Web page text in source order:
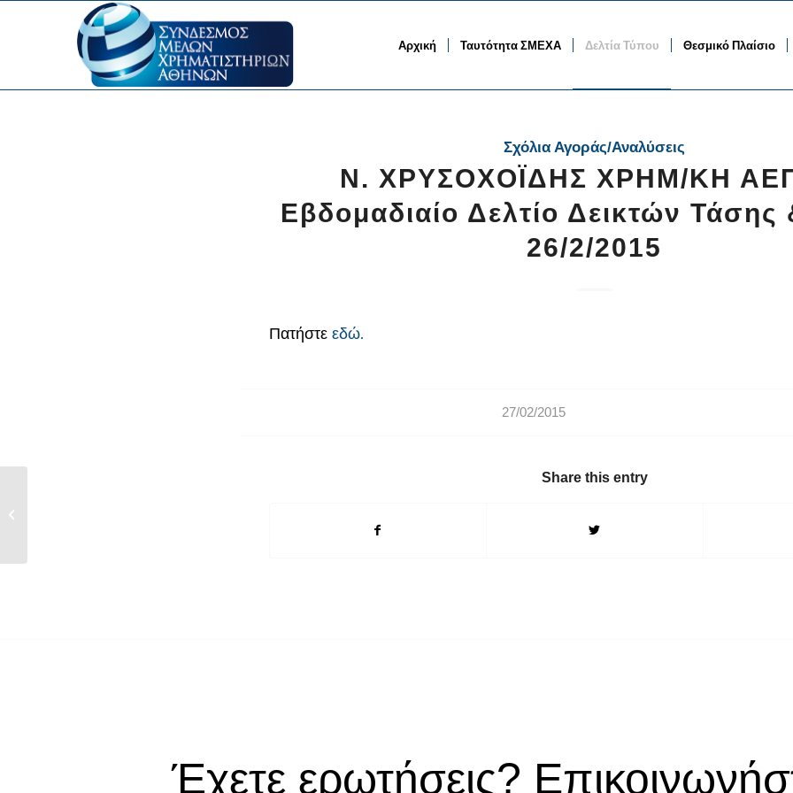
Αρχική Ταυτότητα ΣΜΕΧΑ Δελτία Τύπου Θεσμικό Πλαίσιο
Σχόλια Αγοράς/Αναλύσεις
Ν. ΧΡΥΣΟΧΟΪΔΗΣ ΧΡΗΜ/ΚΗ
Εβδομαδιαίο Δελτίο Δεικτών
26/2/2015
Πατήστε εδώ.
27/02/2015
Share this entry
Έχετε ερωτήσεις?